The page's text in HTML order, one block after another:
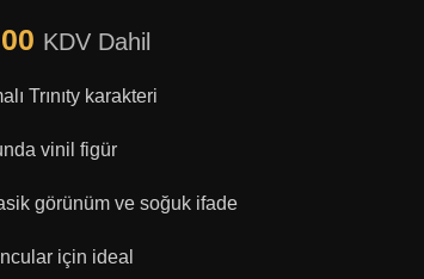
KDV Dahil
Trınıty karakteri
vinil figür
görünüm ve soğuk ifade
için ideal